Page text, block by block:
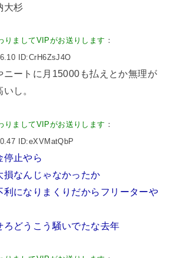
大杉
りましてVIPがお送りします ：
ID:CrH6ZsJ4O
ニートに月15000も払えとか無理が
し。
りましてVIPがお送りします ：
ID:eXVMatQbP
停止やら
損なんじゃなかったか
利になりまくりだからフリーターや
ろどうこう騒いでたな去年